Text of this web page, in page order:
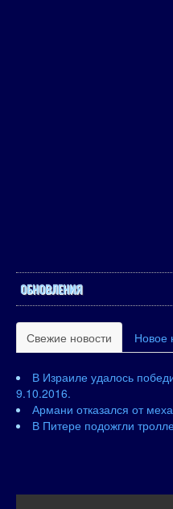
ОБНОВЛЕНИЯ
Свежие новости Новое
В Израиле удалось
9.10.2016.
Армани отказался от
В Питере подожгли